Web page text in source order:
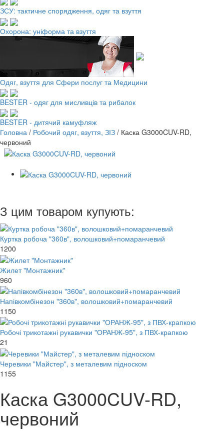
ЗСУ: тактичне спорядження, одяг та взуття
Охорона: уніформа та взуття
Одяг, взуття для Сфери послуг та Медицини
BESTER - одяг для мисливців та рибалок
BESTER - дитячий камуфляж
Головна / Робочий одяг, взуття, ЗІЗ / Каска G3000CUV-RD,
червоний
З цим товаром купують:
Куртка робоча "360в", волошковий+помаранчевий
1200
Жилет "Монтажник"
960
Напівкомбінезон "360в", волошковий+помаранчевий
1150
Робочі трикотажні рукавички "ОРАНЖ-95", з ПВХ-крапкою
21
Черевики "Майстер", з металевим підноском
1155
Каска G3000CUV-RD,
червоний